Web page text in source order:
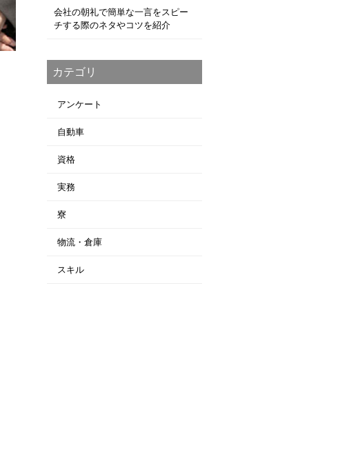
会社の朝礼で簡単な一言をスピー
チする際のネタやコツを紹介
カテゴリ
アンケート
自動車
資格
実務
寮
物流・倉庫
スキル